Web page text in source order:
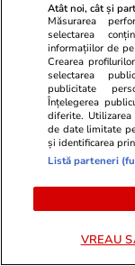
privind noua
a dat chiar în
dosarului, fără
Știri România
Încă două
murit, anunță
care era
Atât noi, cât și
Măsurarea
selectarea
informațiilor de
Crearea
selectarea
publicitate
Înțelegerea
diferite.
de date limitate
și identificarea
Listă parteneri
VREAU